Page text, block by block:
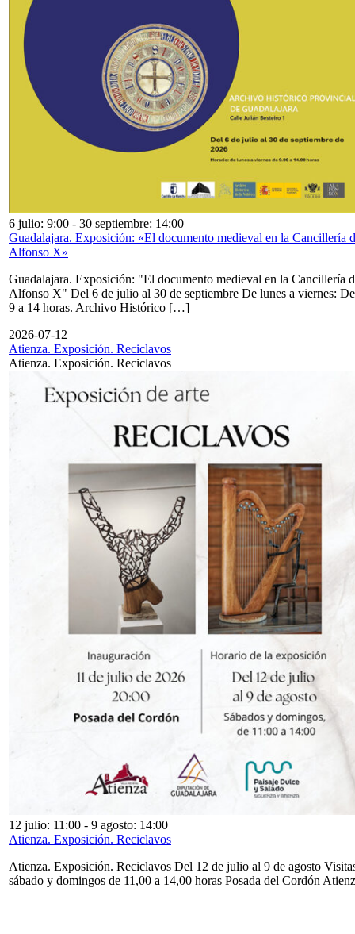
6 julio: 9:00 - 30 septiembre: 14:00
Guadalajara. Exposición: «El documento medieval en la Cancillería
Alfonso X»
Guadalajara. Exposición: "El documento medieval en la Cancillería
Alfonso X" Del 6 de julio al 30 de septiembre De lunes a viernes: De
9 a 14 horas. Archivo Histórico […]
2026-07-12
Atienza. Exposición. Reciclavos
Atienza. Exposición. Reciclavos
12 julio: 11:00 - 9 agosto: 14:00
Atienza. Exposición. Reciclavos
Atienza. Exposición. Reciclavos Del 12 de julio al 9 de agosto
sábado y domingos de 11,00 a 14,00 horas Posada del Cordón